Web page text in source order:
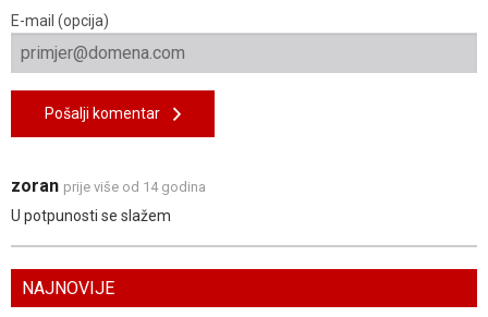
E-mail (opcija)
Pošalji komentar
zoran prije više od 14 godina
U potpunosti se slažem
NAJNOVIJE